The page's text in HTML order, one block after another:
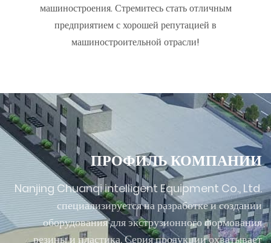
машиностроения. Стремитесь стать отличным
предприятием с хорошей репутацией в
машиностроительной отрасли!
ПРОФИЛЬ КОМПАНИИ
Nanjing Chuanqi intelligent Equipment Co., Ltd.
специализируется на разработке и создании
оборудования для экструзионного формования
резины и пластика. Серия продукции охватывает